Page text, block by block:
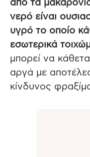
από τα
νερό είναι
υγρό το οποίο
εσωτερικά
μπορεί να
αργά με
κίνδυνος